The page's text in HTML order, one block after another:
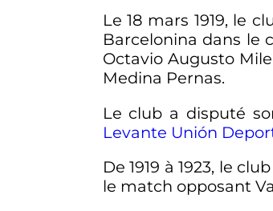
Le18 mars 1919, le
Barcelonina dans le
Octavio Augusto
Medina Pernas.
Le club a disputé
Levante Unión
De 1919 à 1923, le
le match opposant